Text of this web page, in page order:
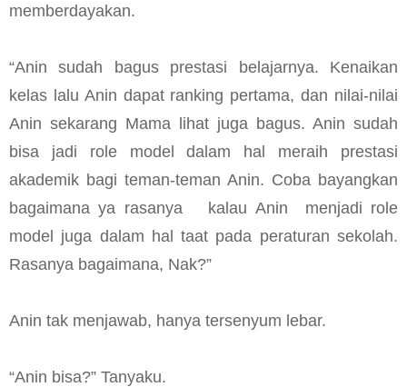
memberdayakan.
“Anin sudah bagus prestasi belajarnya. Kenaikan
kelas lalu Anin dapat ranking pertama, dan nilai-nilai
Anin sekarang Mama lihat juga bagus. Anin sudah
bisa jadi role model dalam hal meraih prestasi
akademik bagi teman-teman Anin. Coba bayangkan
bagaimana ya rasanya kalau Anin menjadi role
model juga dalam hal taat pada peraturan sekolah.
Rasanya bagaimana, Nak?”
Anin tak menjawab, hanya tersenyum lebar.
“Anin bisa?” Tanyaku.